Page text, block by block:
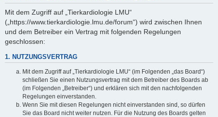
Mit dem Zugriff auf „Tierkardiologie LMU“
(„https://www.tierkardiologie.lmu.de/forum“) wird zwischen Ihnen
und dem Betreiber ein Vertrag mit folgenden Regelungen
geschlossen:
1. NUTZUNGSVERTRAG
Mit dem Zugriff auf „Tierkardiologie LMU“ (im Folgenden „das Board“)
schließen Sie einen Nutzungsvertrag mit dem Betreiber des Boards ab
(im Folgenden „Betreiber“) und erklären sich mit den nachfolgenden
Regelungen einverstanden.
Wenn Sie mit diesen Regelungen nicht einverstanden sind, so dürfen
Sie das Board nicht weiter nutzen. Für die Nutzung des Boards gelten